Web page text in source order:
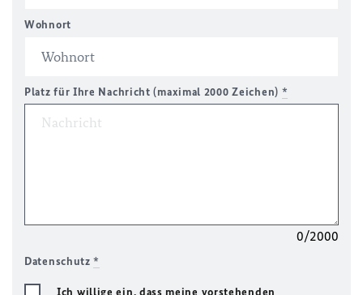
Wohnort
Platz für Ihre Nachricht (maximal 2000 Zeichen) *
0/2000
Datenschutz*
Ich willige ein, dass meine vorstehenden